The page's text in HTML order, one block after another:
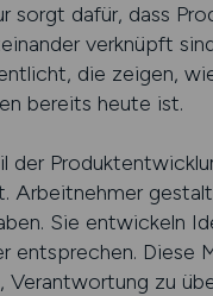
sorgt dafür, dass
verknüpft
die zeigen,
bereits heute ist.
der
Arbeitnehmer
Sie entwickeln
entsprechen. Diese
Verantwortung zu